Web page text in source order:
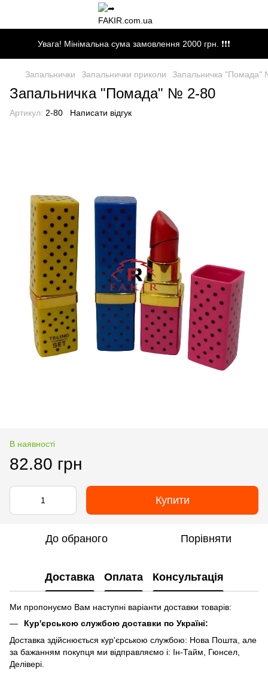
Увага! Мінімальна сума замовлення 2000 грн. ❗❗❗
Запальнички Запальнички приколи Запальничка "Помада"
Запальничка "Помада" № 2-80
Артикул: 2-80 Написати відгук
В наявності
82.80 грн
Купити
До обраного Порівняти
Доставка Оплата Консультація
Ми пропонуємо Вам наступні варіанти доставки товарів:
Кур'єрською службою доставки по Україні:
Доставка здійснюється кур'єрською службою: Нова Пошта, але
за бажанням покупця ми відправляємо і: Ін-Тайм, Гюнсел,
Делівері.